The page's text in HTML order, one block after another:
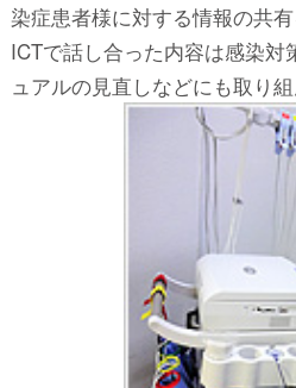
染症患者様に対する情報の共
ICTで話し合った内容は感染対
ュアルの見直しなどにも取り組